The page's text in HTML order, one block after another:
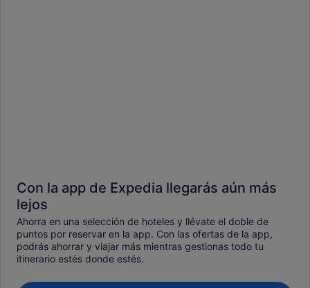
Con la app de Expedia llegarás aún más
lejos
Ahorra en una selección de hoteles y llévate el doble de
puntos por reservar en la app. Con las ofertas de la app,
podrás ahorrar y viajar más mientras gestionas todo tu
itinerario estés donde estés.